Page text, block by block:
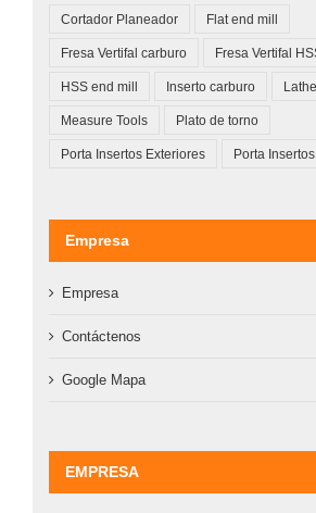
Cortador Planeador Flat end mill
Fresa Vertifal carburo Fresa Vertifal
HSS end mill Inserto carburo
Measure Tools Plato de torno
Porta Insertos Exteriores Porta
Empresa
Empresa
Contáctenos
Google Mapa
EMPRESA